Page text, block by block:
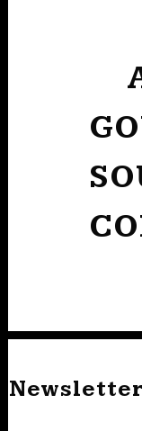
Newsletter